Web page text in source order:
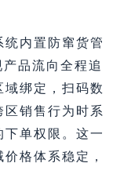
内置防窜货管
品流向全程追
绑定，扫码数
销售行为时系
单权限。这一
格体系稳定，